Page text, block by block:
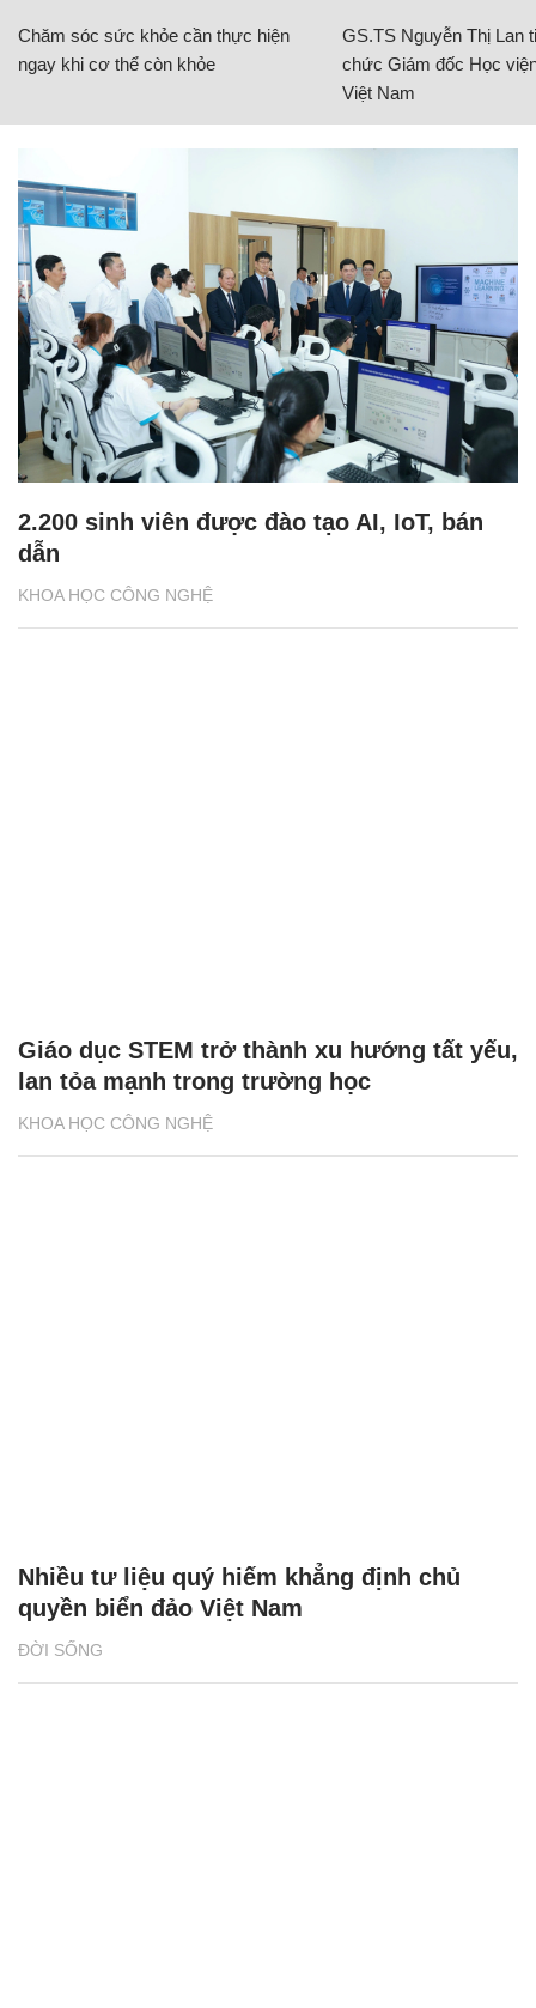
Chăm sóc sức khỏe cần thực hiện
ngay khi cơ thể còn khỏe
GS.TS Nguyễn Thị Lan
chức Giám đốc Học
Việt Nam
KHOA HỌC CÔNG NGHỆ
2.200 sinh viên được đào tạo AI, IoT, bán
dẫn
KHOA HỌC CÔNG NGHỆ
Giáo dục STEM trở thành xu hướng tất yếu,
lan tỏa mạnh trong trường học
ĐỜI SỐNG
Nhiều tư liệu quý hiếm khẳng định chủ
quyền biển đảo Việt Nam